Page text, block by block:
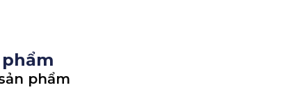
phẩm